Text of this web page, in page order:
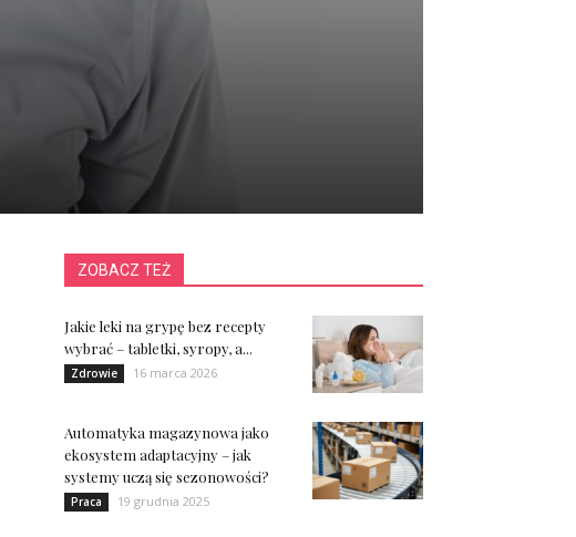
ZOBACZ TEŻ
Jakie leki na grypę bez recepty
wybrać – tabletki, syropy, a...
Zdrowie 16 marca 2026
Automatyka magazynowa jako
ekosystem adaptacyjny – jak
systemy uczą się sezonowości?
Praca 19 grudnia 2025